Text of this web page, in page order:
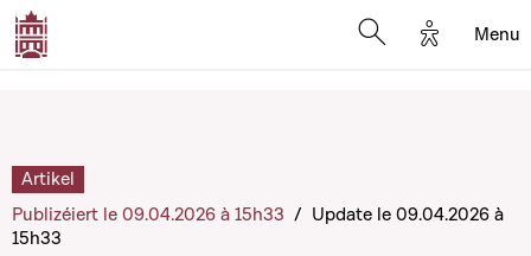
Options
Menu
Artikel
Publizéiert le 09.04.2026 à 15h33 / Update le 09.04.2026 à
15h33